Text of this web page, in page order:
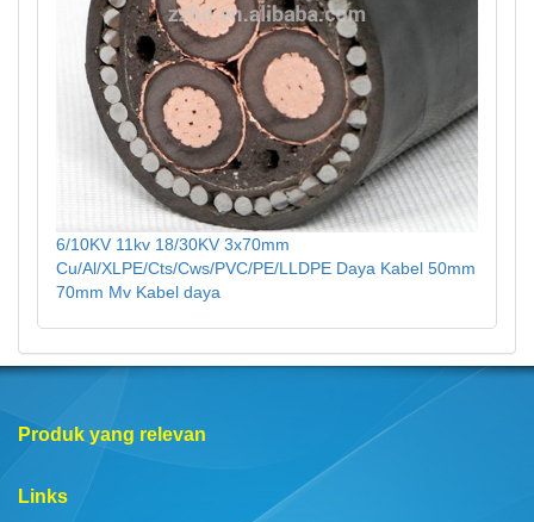
6/10KV 11kv 18/30KV 3x70mm
Cu/Al/XLPE/Cts/Cws/PVC/PE/LLDPE Daya Kabel 50mm
70mm Mv Kabel daya
Produk yang relevan
Links